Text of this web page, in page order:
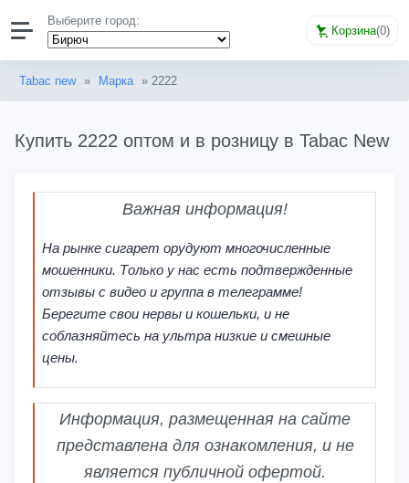
Выберите город:
Корзина(0)
Tabac new » Марка » 2222
Купить 2222 оптом и в розницу в Tabac New
Важная информация!
На рынке сигарет орудуют многочисленные
мошенники. Только у нас есть подтвержденные
отзывы с видео и группа в телеграмме!
Берегите свои нервы и кошельки, и не
соблазняйтесь на ультра низкие и смешные
цены.
Информация, размещенная на сайте
представлена для ознакомления, и не
является публичной офертой.